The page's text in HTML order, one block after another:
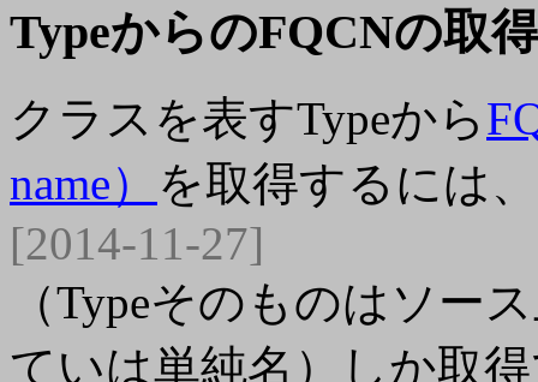
TypeからのFQCNの取得
クラスを表すTypeから
name） を取得するには
[2014-11-27]
（Typeそのものはソー
ていは単純名）しか取